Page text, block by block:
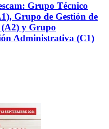
Grupo Técnico
Grupo de Gestión de
y Grupo
Administrativa (C1)